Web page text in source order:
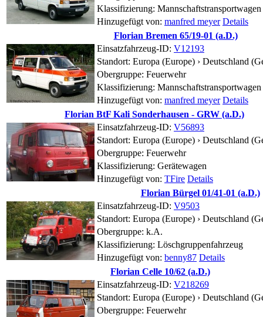
Klassifizierung: Mannschaftstransportwagen
Hinzugefügt von: manfred meyer Details
Florian Bremen 65/19-01 (a.D.)
Einsatzfahrzeug-ID: V12193
Standort: Europa (Europe) › Deutschland
Obergruppe: Feuerwehr
Klassifizierung: Mannschaftstransportwagen
Hinzugefügt von: manfred meyer Details
Florian BtF Kali Sonderhausen - GRW (a.D.)
Einsatzfahrzeug-ID: V56893
Standort: Europa (Europe) › Deutschland
Obergruppe: Feuerwehr
Klassifizierung: Gerätewagen
Hinzugefügt von: TFire Details
Florian Bürgel 01/41-01 (a.D.)
Einsatzfahrzeug-ID: V9503
Standort: Europa (Europe) › Deutschland
Obergruppe: k.A.
Klassifizierung: Löschgruppenfahrzeug
Hinzugefügt von: benny87 Details
Florian Celle 10/62 (a.D.)
Einsatzfahrzeug-ID: V218269
Standort: Europa (Europe) › Deutschland
Obergruppe: Feuerwehr